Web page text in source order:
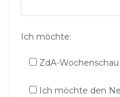
Ich möchte:
ZdA-
Ich möchte den